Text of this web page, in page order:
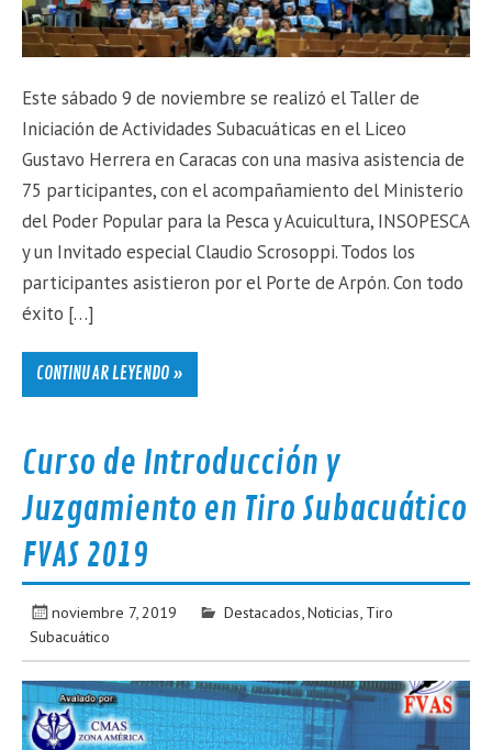
Este sábado 9 de noviembre se realizó el Taller de
Iniciación de Actividades Subacuáticas en el Liceo
Gustavo Herrera en Caracas con una masiva asistencia de
75 participantes, con el acompañamiento del Ministerio
del Poder Popular para la Pesca y Acuicultura, INSOPESCA
y un Invitado especial Claudio Scrosoppi. Todos los
participantes asistieron por el Porte de Arpón. Con todo
éxito […]
CONTINUAR LEYENDO »
Curso de Introducción y
Juzgamiento en Tiro Subacuático
FVAS 2019
noviembre 7, 2019 Destacados,Noticias, Tiro
Subacuático